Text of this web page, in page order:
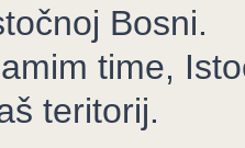
Bosni.
time,
teritorij.